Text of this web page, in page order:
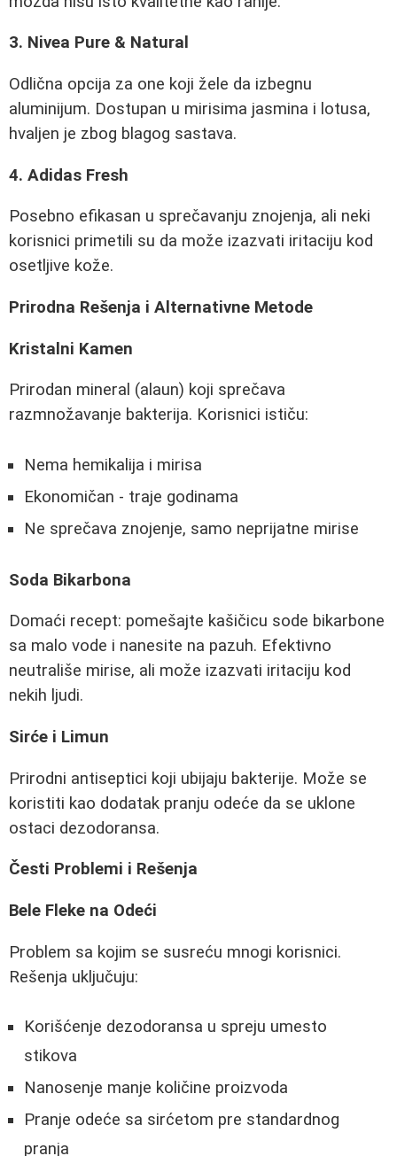
3. Nivea Pure & Natural
Odlična opcija za one koji žele da izbegnu
aluminijum. Dostupan u mirisima jasmina i lotusa,
hvaljen je zbog blagog sastava.
4. Adidas Fresh
Posebno efikasan u sprečavanju znojenja, ali neki
korisnici primetili su da može izazvati iritaciju kod
osetljive kože.
Prirodna Rešenja i Alternativne Metode
Kristalni Kamen
Prirodan mineral (alaun) koji sprečava
razmnožavanje bakterija. Korisnici ističu:
Nema hemikalija i mirisa
Ekonomičan - traje godinama
Ne sprečava znojenje, samo neprijatne mirise
Soda Bikarbona
Domaći recept: pomešajte kašičicu sode bikarbone
sa malo vode i nanesite na pazuh. Efektivno
neutrališe mirise, ali može izazvati iritaciju kod
nekih ljudi.
Sirće i Limun
Prirodni antiseptici koji ubijaju bakterije. Može se
koristiti kao dodatak pranju odeće da se uklone
ostaci dezodoransa.
Česti Problemi i Rešenja
Bele Fleke na Odeći
Problem sa kojim se susreću mnogi korisnici.
Rešenja uključuju:
Korišćenje dezodoransa u spreju umesto
stikova
Nanosenje manje količine proizvoda
Pranje odeće sa sirćetom pre standardnog
pranja